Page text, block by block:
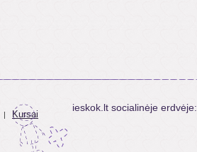
| Kursai
ieskok.lt socialinėje erdvėje: